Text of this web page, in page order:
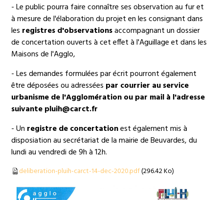
- Le public pourra faire connaître ses observation au fur et
à mesure de l'élaboration du projet en les consignant dans
les registres d'observationsaccompagnant un dossier
de concertation ouverts à cet effet à l'Aguillage et dans les
Maisons de l'Agglo,
- Les demandes formulées par écrit pourront également
être déposées ou adressées par courrier au service
urbanisme de l'Agglomération ou par mail à l'adresse
suivante pluih@carct.fr
- Un registre de concertationest également mis à
disposiation au secrétariat de la mairie de Beuvardes, du
lundi au vendredi de 9h à 12h.
deliberation-pluih-carct-14-dec-2020.pdf(296.42 Ko)